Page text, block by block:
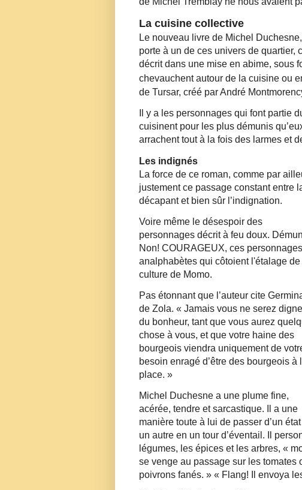
La cuisine collective
Le nouveau livre de Michel
porte à un de ces univers de
décrit dans une mise en abime, sous
chevauchent autour de la cuisine ou
de Tursar, créé par André
Il y a les personnages qui font partie
cuisinent pour les plus démunis
arrachent tout à la fois des larmes et
Les indignés
La force de ce roman, comme par
justement ce passage constant entre
décapant et bien sûr l’indignation.
Voire même le désespoir des
personnages décrit à feu doux.
Non! COURAGEUX, ces personnages
analphabètes qui côtoient l'étalage de
culture de Momo.
Pas étonnant que l’auteur cite
de Zola. « Jamais vous ne serez
du bonheur, tant que vous aurez
chose à vous, et que votre haine des
bourgeois viendra uniquement de
besoin enragé d’être des bourgeois à
place. »
Michel Duchesne a une plume fine,
acérée, tendre et sarcastique. Il a une
manière toute à lui de passer d’un état
un autre en un tour d’éventail. Il
légumes, les épices et les arbres, «
se venge au passage sur les
poivrons fanés. » « Flang! Il envoya